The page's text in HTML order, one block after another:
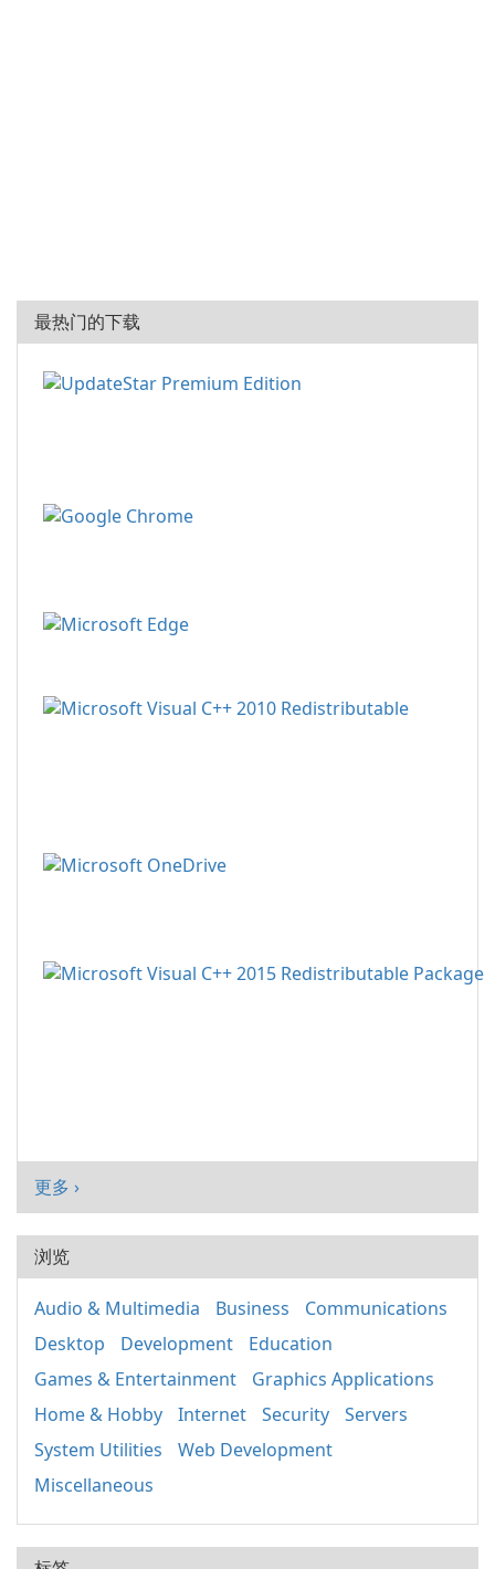
最热门的下载
更多 ›
浏览
Audio & Multimedia Business
Communications
Desktop
Development
Education
Games & Entertainment
Graphics Applications
Home & Hobby
Internet Security
Servers
System Utilities
Web Development
Miscellaneous